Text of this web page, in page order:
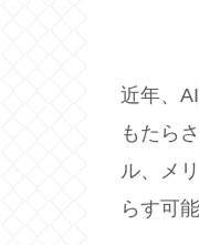
近年、
もたら
ル、メ
らす可